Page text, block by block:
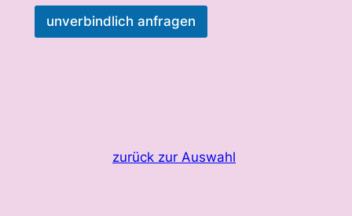
unverbindlich anfragen
zurück zur Auswahl